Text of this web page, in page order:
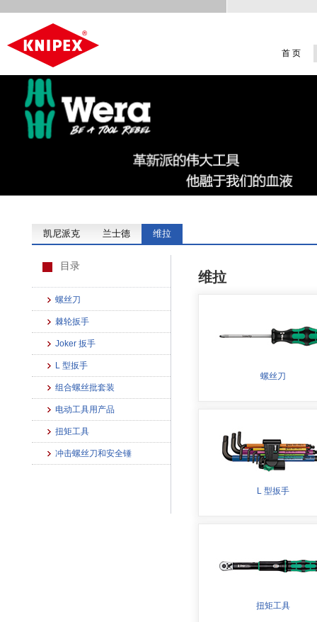
首 页
凯尼派克 兰士德 维拉
目录
螺丝刀
棘轮扳手
Joker 扳手
L 型扳手
组合螺丝批套装
电动工具用产品
扭矩工具
冲击螺丝刀和安全锤
维拉
螺丝刀
L 型扳手
扭矩工具